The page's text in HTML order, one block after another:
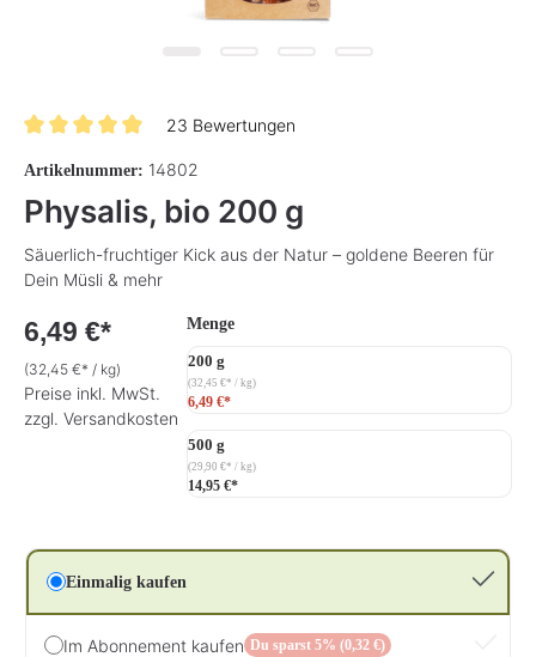
23 Bewertungen
Artikelnummer: 14802
Physalis, bio 200 g
Säuerlich-fruchtiger Kick aus der Natur – goldene Beeren für
Dein Müsli & mehr
6,49 €*
(32,45 €* / kg)
Preise inkl. MwSt.
zzgl. Versandkosten
Mengeauswählen
200 g
(32,45 €* / kg)
6,49 €*
500 g
(29,90 €* / kg)
14,95 €*
Einmalig kaufen
Im Abonnement kaufen Du sparst 5% (0,32 €)